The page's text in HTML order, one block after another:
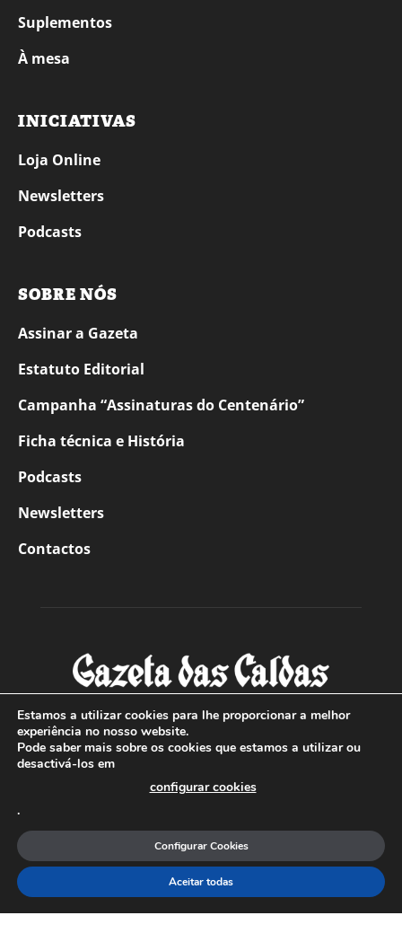
Suplementos
À mesa
INICIATIVAS
Loja Online
Newsletters
Podcasts
SOBRE NÓS
Assinar a Gazeta
Estatuto Editorial
Campanha “Assinaturas do Centenário”
Ficha técnica e História
Podcasts
Newsletters
Contactos
SOBRE NÓS
Com sede nas Caldas da Rainha e mais de 90 anos de
a sul de distrito de Leiria, com mais de 40.000 leitores por
toda a região Oeste. Jornal com distribuição em Portugal
Continental e assinatura online.
Estamos a utilizar cookies para lhe proporcionar a melhor
experiência no nosso website.
Pode saber mais sobre os cookies que estamos a utilizar ou
desactivá-los em
configurar cookies
.
Aceitar todas
Configurar Cookies